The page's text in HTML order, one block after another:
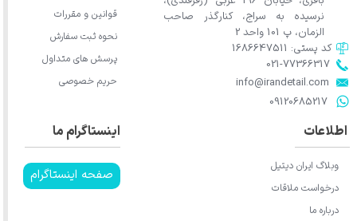
نرسیده به سراج، کنارگذر صاحب
الزمان، پ 101 واحد 2
​​​​​​​info@irandetail.com
021-77366317​​​​​​​​​​​​​​​​​​​​​
​​​​​​​09120685217​​​​​​​
کد پستی: 1686647511
اینستاگرام ما
صفحه اینستاگرام
اطلاعات
وبلاگ ایران دیتیل
درخواست ملاقات
درباره ما
قوانین و مقررات
نحوه ثبت سفارش
پرسش های متداول
حریم خصوصی